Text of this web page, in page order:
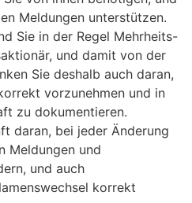
Meldungen unterstützen.
Sie in der Regel Mehrheits-
und damit von der
Sie deshalb auch daran,
vorzunehmen und in
zu dokumentieren.
daran, bei jeder Änderung
Meldungen und
und auch
korrekt